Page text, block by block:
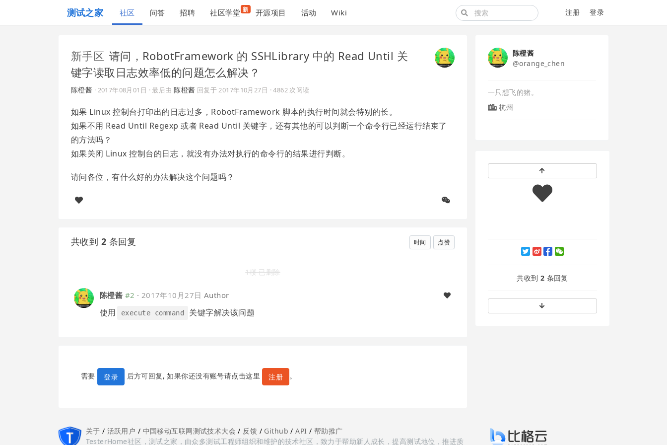
测试之家 社区 问答 招聘 社区学堂 新 开源项目 活动 Wiki 注册 登录
新手区 请问，RobotFramework 的 SSHLibrary 中的 Read Until 关
键字读取日志效率低的问题怎么解决？
陈橙酱 · 2017年08月01日 · 最后由陈橙酱 回复于2017年10月27日 · 4862 次阅读
如果 Linux 控制台打印出的日志过多，RobotFramework 脚本的执行时间就会特别的长。
如果不用 Read Until Regexp 或者 Read Until 关键字，还有其他的可以判断一个命令行已经运行结束了
的方法吗？
如果关闭 Linux 控制台的日志，就没有办法对执行的命令行的结果进行判断。
请问各位，有什么好的办法解决这个问题吗？
共收到 2 条回复 时间 点赞
1楼 已删除
陈橙酱 #2 · 2017年10月27日 Author
使用 execute command 关键字解决该问题
需要 登录 后方可回复, 如果你还没有账号请点击这里 注册 。
陈橙酱
@orange_chen
一只想飞的猪。
杭州
共收到 2 条回复
关于 / 活跃用户 / 中国移动互联网测试技术大会 / 反馈 / Github /API / 帮助推广
TesterHome社区，测试之家，由众多测试工程师组织和维护的技术社区，致力于帮助新人成长，提高测试地位，推进质